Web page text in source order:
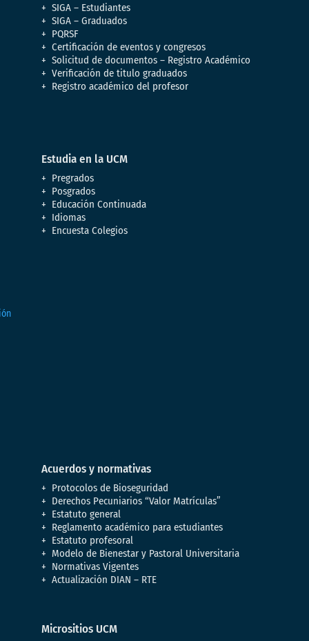
SIGA – Estudiantes
SIGA – Graduados
PQRSF
Certificación de eventos y congresos
Solicitud de documentos – Registro Académico
Verificación de titulo graduados
Registro académico del profesor
Estudia en la UCM
Pregrados
Posgrados
Educación Continuada
Idiomas
Encuesta Colegios
Acuerdos y normativas
Protocolos de Bioseguridad
Derechos Pecuniarios “Valor Matrículas”
Estatuto general
Reglamento académico para estudiantes
Estatuto profesoral
Modelo de Bienestar y Pastoral Universitaria
Normativas Vigentes
Actualización DIAN – RTE
Micrositios UCM